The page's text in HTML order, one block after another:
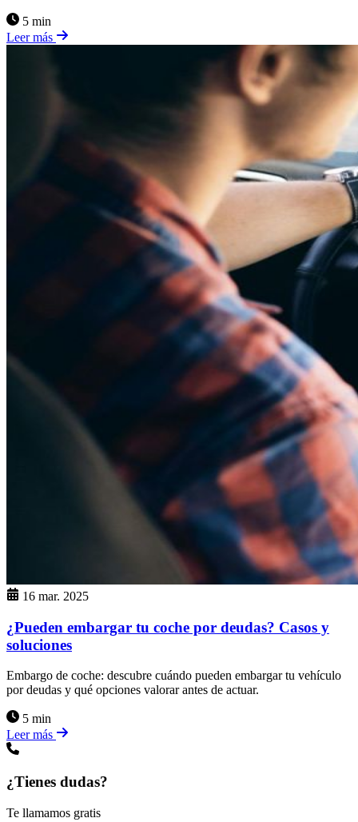
5 min
Leer más
16 mar. 2025
¿Pueden embargar tu coche por deudas? Casos y
soluciones
Embargo de coche: descubre cuándo pueden embargar tu vehículo
por deudas y qué opciones valorar antes de actuar.
5 min
Leer más
¿Tienes dudas?
Te llamamos gratis